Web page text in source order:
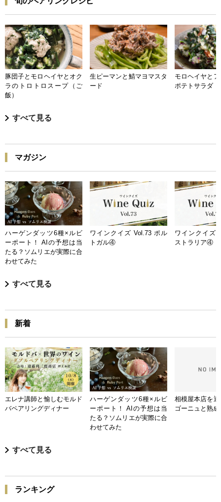
豚団子とモロヘイヤとオク
ラのトロトロスープ（ご
飯）
生ピーマンと鯖マヨマスタ
ード
モロヘイヤと
ポテトサラダ
すべて見る
マガジン
ハーゲンダッツ6種×ルビ
ーポート！ AIの予想は当
たる？ソムリエが実際に合
わせてみた
ワインクイズ Vol.73 ポル
トガル④
ワインクイズ
ストラリア④
すべて見る
新着
エレナ講師と愉しむモルド
バペアリングディナー
ハーゲンダッツ6種×ルビ
ーポート！ AIの予想は当
たる？ソムリエが実際に合
わせてみた
相模屋本店を
ゴーニュと熟
すべて見る
ランキング